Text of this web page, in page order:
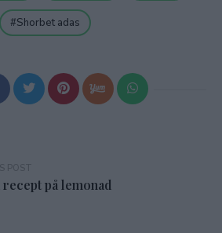
Shorbet adas
på lemonad